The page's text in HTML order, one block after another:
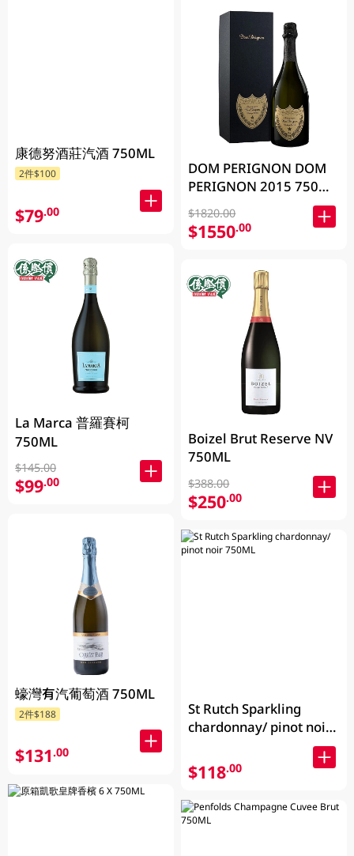
康德努酒莊汽酒 750ML
2件$100
$79.00
La Marca 普羅賽柯
750ML
$145.00
$99.00
蠔灣有汽葡萄酒 750ML
2件$188
$131.00
DOM PERIGNON DOM
PERIGNON 2015 750毫
升 (包裝隨機發放)
$1820.00
$1550.00
Boizel Brut Reserve NV
750ML
$388.00
$250.00
St Rutch Sparkling
chardonnay/ pinot noir
$118.00